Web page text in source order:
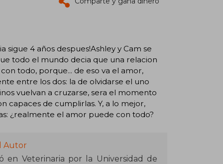
sigue 4 años despues!Ashley y Cam se
todo el mundo decia que una relacion
todo, porque... de eso va el amor,
entre los dos: la de olvidarse el uno
vuelvan a cruzarse, sera el momento
capaces de cumplirlas. Y, a lo mejor,
¿realmente el amor puede con todo?
Autor
en Veterinaria por la Universidad de